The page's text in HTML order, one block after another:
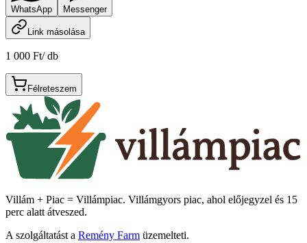
WhatsApp Messenger
Link másolása
1 000 Ft/db
Félreteszem
Villám + Piac = Villámpiac. Villámgyors piac, ahol előjegyzel és 15
perc alatt átveszed.
A szolgáltatást a Remény Farm üzemelteti.